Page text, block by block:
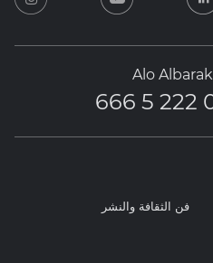
Alo
فن الثقافة والنشر